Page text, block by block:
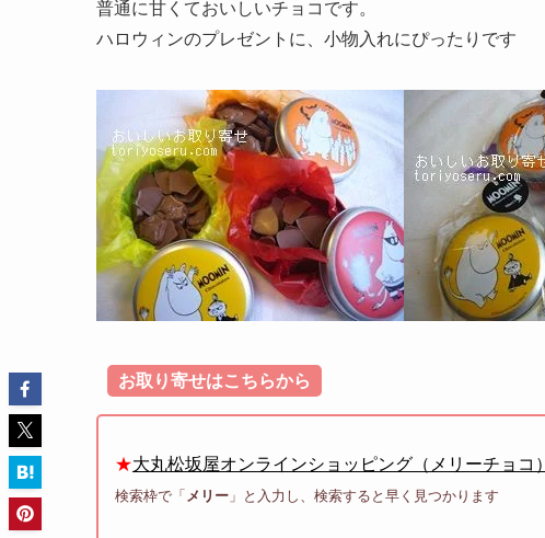
普通に甘くておいしいチョコです。
ハロウィンのプレゼントに、小物入れにぴったりです
お取り寄せはこちらから
★大丸松坂屋オンラインショッピング（メリーチョコ）
検索枠で「 メリー 」と入力し、検索すると早く見つかります